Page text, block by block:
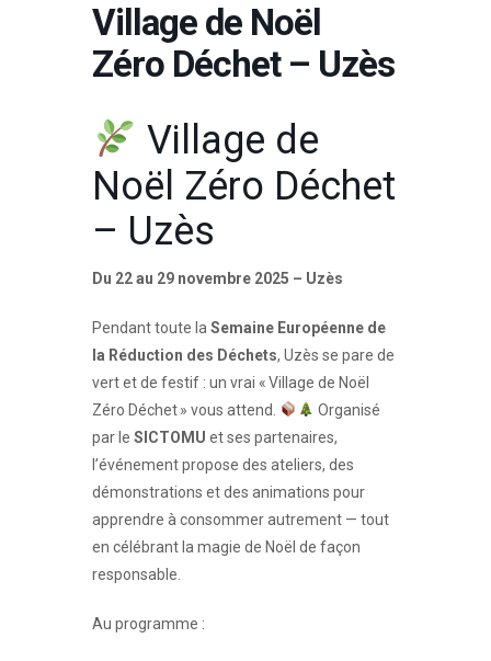
Village de Noël
Zéro Déchet – Uzès
Village de
Noël Zéro Déchet
– Uzès
Du 22 au 29 novembre 2025 – Uzès
Pendant toute la Semaine Européenne de
la Réduction des Déchets, Uzès se pare de
vert et de festif : un vrai « Village de Noël
Zéro Déchet » vous attend.
Organisé
par le SICTOMU et ses partenaires,
l’événement propose des ateliers, des
démonstrations et des animations pour
apprendre à consommer autrement — tout
en célébrant la magie de Noël de façon
responsable.
Au programme :